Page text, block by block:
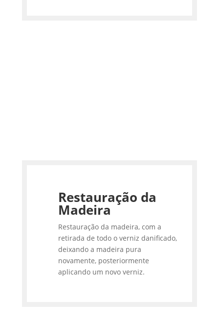
Restauração da
Madeira
Restauração da madeira, com a
retirada de todo o verniz danificado,
deixando a madeira pura
novamente, posteriormente
aplicando um novo verniz.